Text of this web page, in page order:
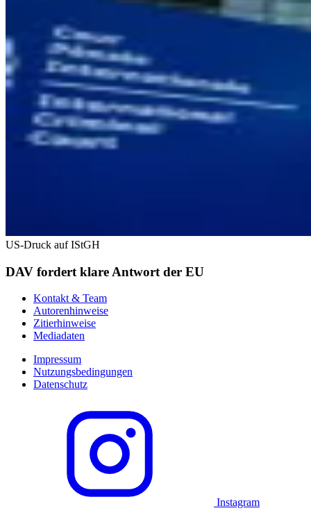
US-Druck auf IStGH
DAV fordert klare Antwort der EU
Kontakt & Team
Autorenhinweise
Zitierhinweise
Mediadaten
Impressum
Nutzungsbedingungen
Datenschutz
Instagram